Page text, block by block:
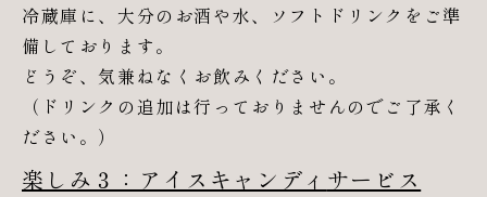
冷蔵庫に、大分のお酒や水、ソフトドリンクをご準
備しております。
どうぞ、気兼ねなくお飲みください。
（ドリンクの追加は行っておりませんのでご了承く
ださい。）
楽しみ３：アイスキャンディ サービス